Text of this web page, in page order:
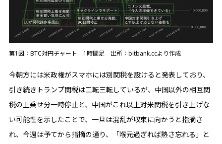
第1図：BTC対円チャート 1時間足 出所：bitbank.ccより作成
今朝方には米政権がスマホには別関税を設けると発表しており、
引き続きトランプ関税は二転三転しているが、中国以外の相互関
税の上乗せ分一時停止と、中国がこれ以上対米関税を引き上げな
い可能性を示したことで、一旦は混乱が収束に向かうと指摘さ
れ、今週は予てから指摘の通り、「喉元過ぎれば熱さ忘れる」と